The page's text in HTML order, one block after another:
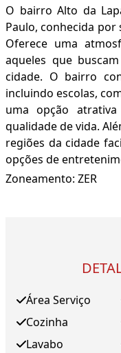
O bairro Alto da
Paulo, conhecida
Oferece uma
aqueles que
cidade. O bairro
incluindo escolas,
uma opção
qualidade de vida.
regiões da cidade
opções de
Zoneamento: ZER
Área Serviço
Cozinha
Lavabo